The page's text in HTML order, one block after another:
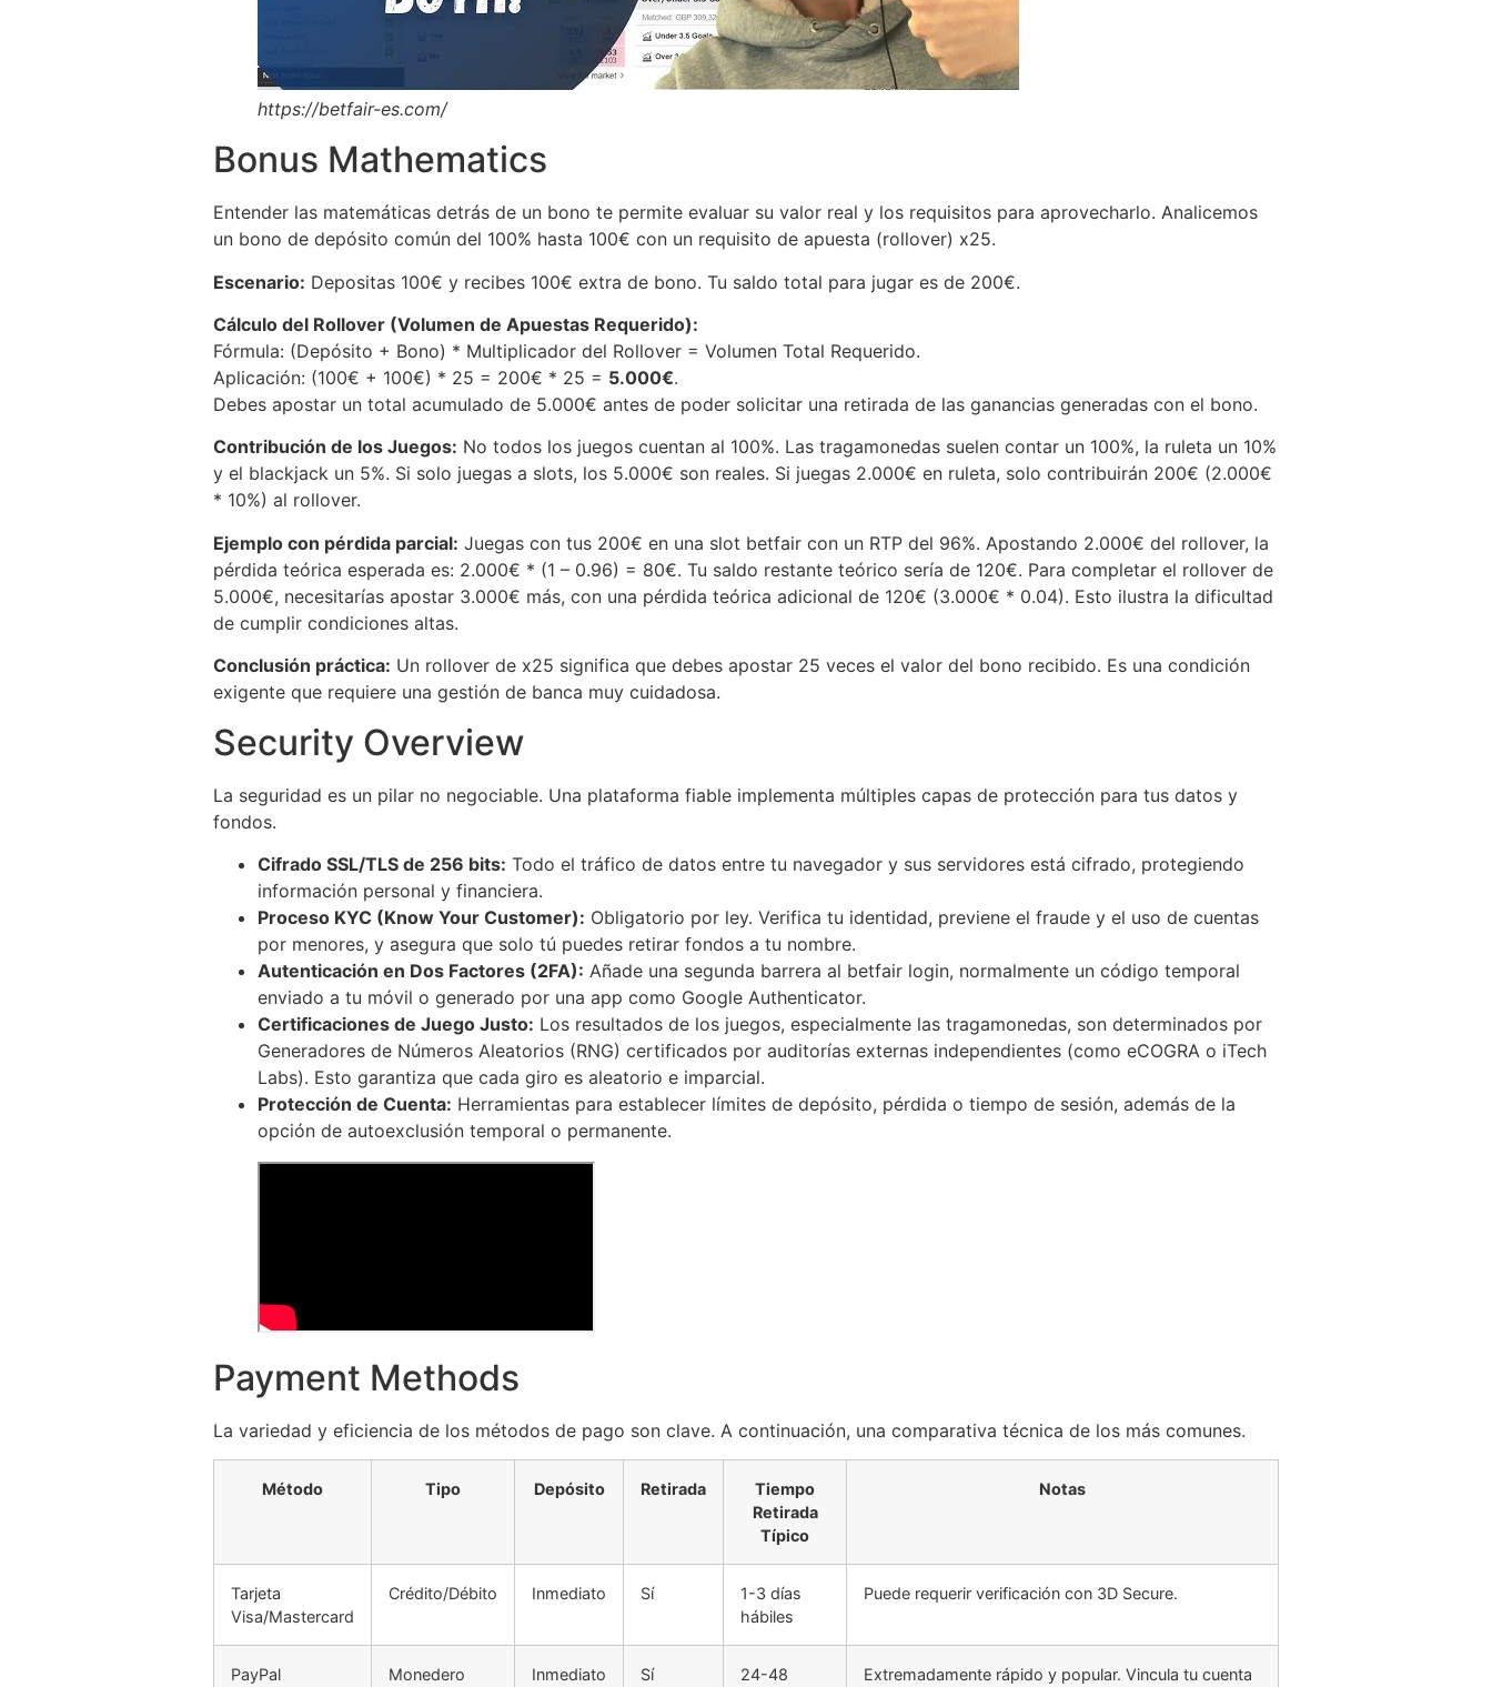
https://betfair-es.com/
Bonus Mathematics
Entender las matemáticas detrás de un bono te permite evaluar su valor real y los requisitos para aprovecharlo. Analicemos
un bono de depósito común del 100% hasta 100€ con un requisito de apuesta (rollover) x25.
Escenario: Depositas 100€ y recibes 100€ extra de bono. Tu saldo total para jugar es de 200€.
Cálculo del Rollover (Volumen de Apuestas Requerido):
Fórmula: (Depósito + Bono) * Multiplicador del Rollover = Volumen Total Requerido.
Aplicación: (100€ + 100€) * 25 = 200€ * 25 = 5.000€.
Debes apostar un total acumulado de 5.000€ antes de poder solicitar una retirada de las ganancias generadas con el bono.
Contribución de los Juegos: No todos los juegos cuentan al 100%. Las tragamonedas suelen contar un 100%, la ruleta un 10%
y el blackjack un 5%. Si solo juegas a slots, los 5.000€ son reales. Si juegas 2.000€ en ruleta, solo contribuirán 200€ (2.000€
* 10%) al rollover.
Ejemplo con pérdida parcial: Juegas con tus 200€ en una slot betfair con un RTP del 96%. Apostando 2.000€ del rollover, la
pérdida teórica esperada es: 2.000€ * (1 – 0.96) = 80€. Tu saldo restante teórico sería de 120€. Para completar el rollover de
5.000€, necesitarías apostar 3.000€ más, con una pérdida teórica adicional de 120€ (3.000€ * 0.04). Esto ilustra la dificultad
de cumplir condiciones altas.
Conclusión práctica: Un rollover de x25 significa que debes apostar 25 veces el valor del bono recibido. Es una condición
exigente que requiere una gestión de banca muy cuidadosa.
Security Overview
La seguridad es un pilar no negociable. Una plataforma fiable implementa múltiples capas de protección para tus datos y
fondos.
Cifrado SSL/TLS de 256 bits: Todo el tráfico de datos entre tu navegador y sus servidores está cifrado, protegiendo
información personal y financiera.
Proceso KYC (Know Your Customer): Obligatorio por ley. Verifica tu identidad, previene el fraude y el uso de cuentas
por menores, y asegura que solo tú puedes retirar fondos a tu nombre.
Autenticación en Dos Factores (2FA): Añade una segunda barrera al betfair login, normalmente un código temporal
enviado a tu móvil o generado por una app como Google Authenticator.
Certificaciones de Juego Justo: Los resultados de los juegos, especialmente las tragamonedas, son determinados por
Generadores de Números Aleatorios (RNG) certificados por auditorías externas independientes (como eCOGRA o iTech
Labs). Esto garantiza que cada giro es aleatorio e imparcial.
Protección de Cuenta: Herramientas para establecer límites de depósito, pérdida o tiempo de sesión, además de la
opción de autoexclusión temporal o permanente.
Payment Methods
La variedad y eficiencia de los métodos de pago son clave. A continuación, una comparativa técnica de los más comunes.
Método Tipo Depósito Retirada
Tiempo
Retirada
Típico
Notas
Tarjeta
Visa/Mastercard
Crédito/Débito Inmediato Sí
1-3 días
hábiles
Puede requerir verificación con 3D Secure.
PayPal
Monedero
Inmediato Sí
24-48
Extremadamente rápido y popular. Vincula tu cuenta